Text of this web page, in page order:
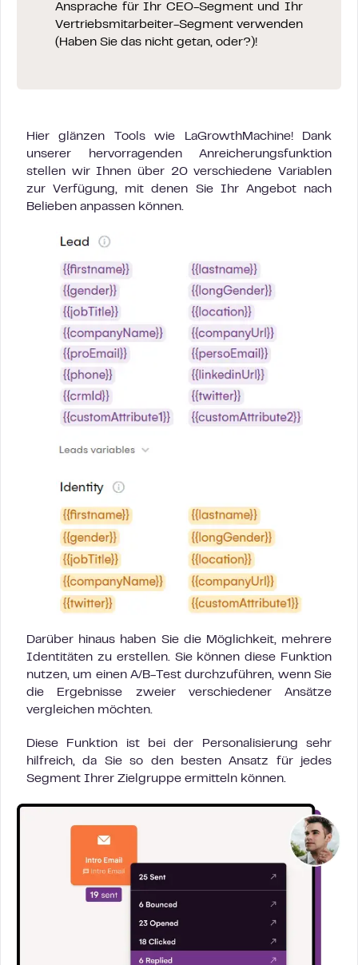
Ansprache für Ihr CEO-Segment und Ihr
Vertriebsmitarbeiter-Segment verwenden
(Haben Sie das nicht getan, oder?)!
Hier glänzen Tools wie LaGrowthMachine! Dank
unserer hervorragenden Anreicherungsfunktion
stellen wir Ihnen über 20 verschiedene Variablen
zur Verfügung, mit denen Sie Ihr Angebot nach
Belieben anpassen können.
Darüber hinaus haben Sie die Möglichkeit, mehrere
Identitäten zu erstellen. Sie können diese Funktion
nutzen, um einen A/B-Test durchzuführen, wenn Sie
die Ergebnisse zweier verschiedener Ansätze
vergleichen möchten.
Diese Funktion ist bei der Personalisierung sehr
hilfreich, da Sie so den besten Ansatz für jedes
Segment Ihrer Zielgruppe ermitteln können.